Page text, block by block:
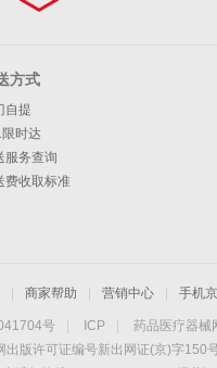
方式
自提
时达
服务查询
费收取标准
商家帮助 营销中心 手机
号 ICP 药品医疗器械
出版许可证编号新出网证(京)字150